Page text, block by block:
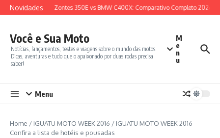
Ir para o conteúdo
Novidades
e Teste Zontes 350E vs BMW C400X: Comparativo Completo 2026
Você e Sua Moto
Notícias, lançamentos, testes e viagens sobre o mundo das motos.
Dicas, aventuras e tudo que o apaixonado por duas rodas precisa
saber!
M
e
n
u
Menu
Home / IGUATU MOTO WEEK 2016 / IGUATU MOTO WEEK 2016 –
Confira a lista de hotéis e pousadas